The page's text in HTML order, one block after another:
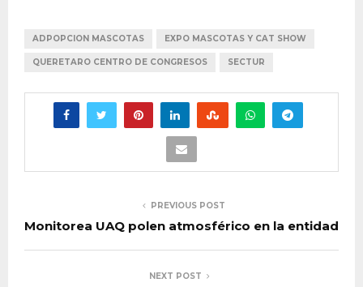
ADPOPCION MASCOTAS EXPO MASCOTAS Y CAT SHOW
QUERETARO CENTRO DE CONGRESOS SECTUR
PREVIOUS POST
Monitorea UAQ polen atmosférico en la entidad
NEXT POST